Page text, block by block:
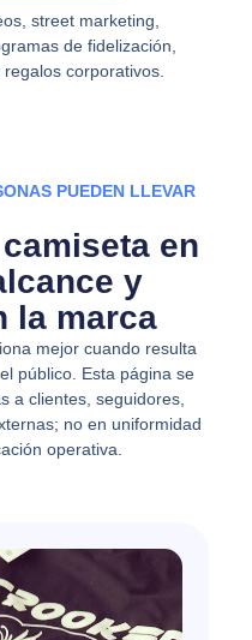
street marketing,
de fidelización,
corporativos.
PUEDEN LLEVAR
en
y
la marca
mejor cuando resulta
público. Esta página se
a clientes, seguidores,
no en uniformidad
operativa.